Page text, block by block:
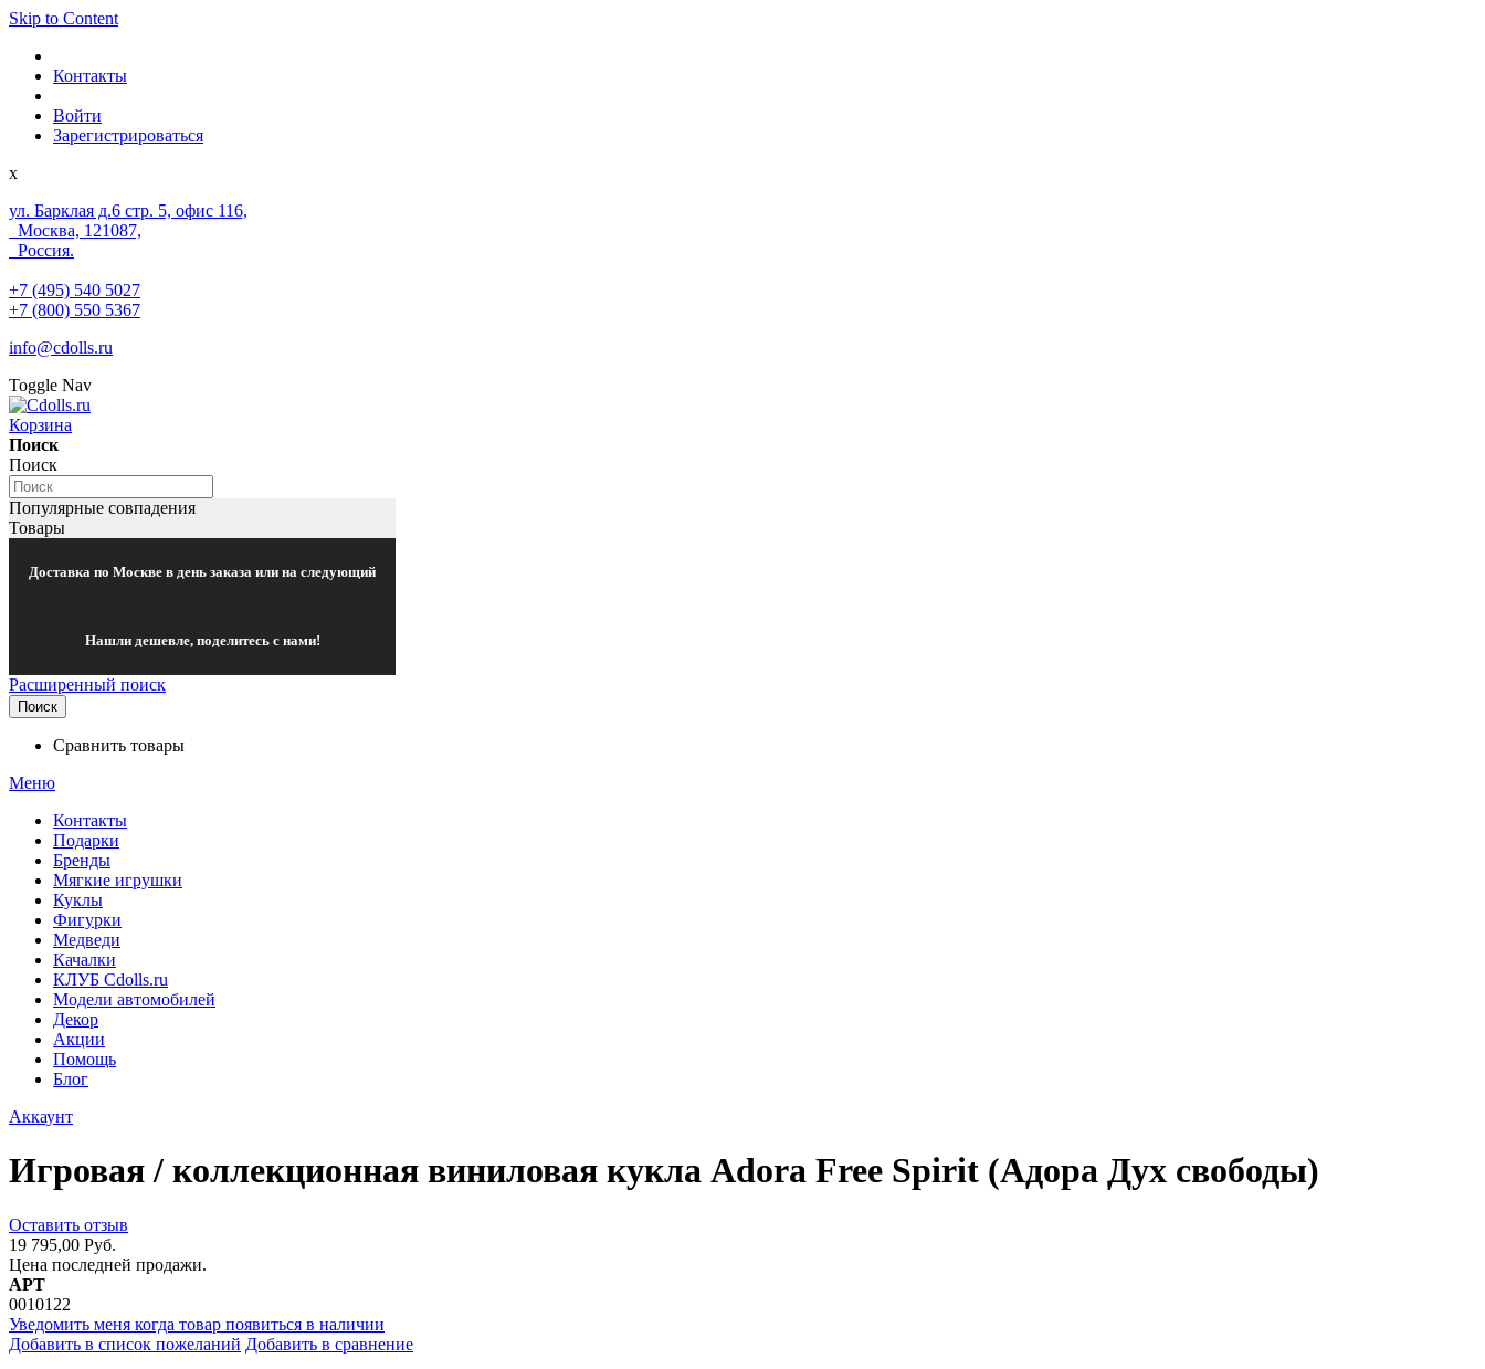
Skip to Content
Контакты
Войти
Зарегистрироваться
x
ул. Барклая д.6 стр. 5, офис 116,
Москва, 121087,
Россия.
+7 (495) 540 5027
+7 (800) 550 5367
info@cdolls.ru
Toggle Nav
Корзина
Поиск
Поиск
Популярные совпадения
Товары
Доставка по Москве в день заказа или на следующий
Нашли дешевле, поделитесь с нами!
Расширенный поиск
Поиск
Сравнить товары
Меню
Контакты
Подарки
Бренды
Мягкие игрушки
Куклы
Фигурки
Медведи
Качалки
КЛУБ Cdolls.ru
Модели автомобилей
Декор
Акции
Помощь
Блог
Аккаунт
Игровая / коллекционная виниловая кукла Adora Free Spirit (Адора Дух свободы)
Оставить отзыв
19 795,00 Руб.
Цена последней продажи.
АРТ
0010122
Уведомить меня когда товар появиться в наличии
Добавить в список пожеланий Добавить в сравнение